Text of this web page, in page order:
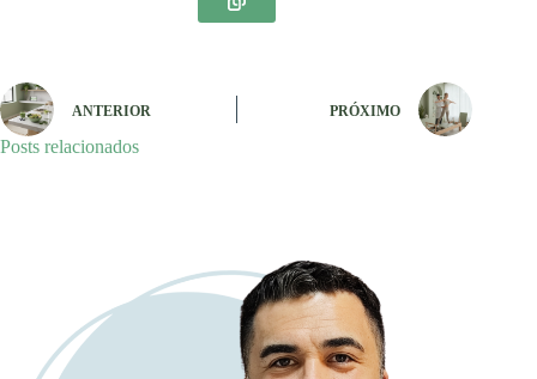
ANTERIOR PRÓXIMO
Posts relacionados